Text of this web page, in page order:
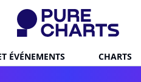
ÉVÉNEMENTS CHARTS